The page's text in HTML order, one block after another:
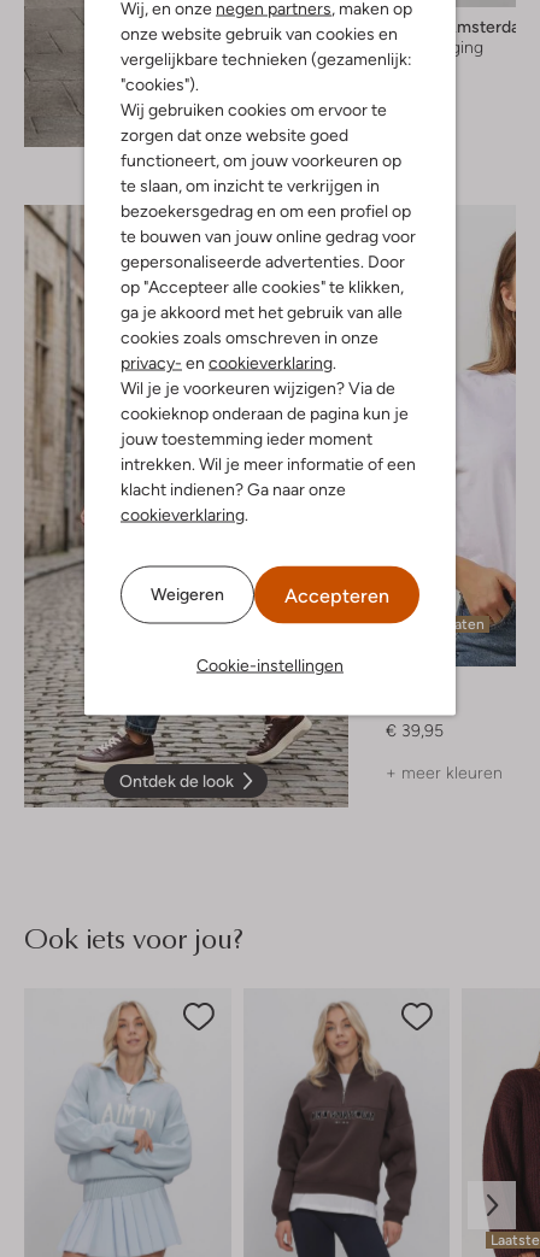
Wij, en onze negen partners , maken op
onze website gebruik van cookies en
vergelijkbare technieken (gezamenlijk:
"cookies").
Wij gebruiken cookies om ervoor te
zorgen dat onze website goed
functioneert, om jouw voorkeuren op
te slaan, om inzicht te verkrijgen in
bezoekersgedrag en om een profiel op
te bouwen van jouw online gedrag voor
gepersonaliseerde advertenties. Door
op "Accepteer alle cookies" te klikken,
ga je akkoord met het gebruik van alle
cookies zoals omschreven in onze
privacy- en cookieverklaring
Wil je je voorkeuren wijzigen? Via de
cookieknop onderaan de pagina kun je
jouw toestemming ieder moment
intrekken. Wil je meer informatie of een
klacht indienen? Ga naar onze
cookieverklaring
Weigeren Accepteren
Cookie-instellingen
Ontdek de look
Mercer Amsterdam
Sportlegging
€ 89,99
Ontdek de look
Laatste maten
€ 39,95
+ meer kleuren
Ook iets voor jou?